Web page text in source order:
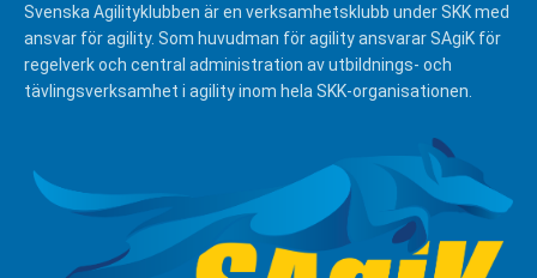
Svenska Agilityklubben är en verksamhetsklubb under SKK med
ansvar för agility. Som huvudman för agility ansvarar SAgiK för
regelverk och central administration av utbildnings- och
tävlingsverksamhet i agility inom hela SKK-organisationen.